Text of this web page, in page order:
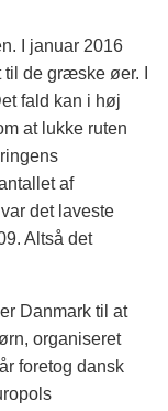
I januar 2016
de græske øer. I
fald kan i høj
at lukke ruten
af
det laveste
Altså det
Danmark til at
organiseret
foretog dansk